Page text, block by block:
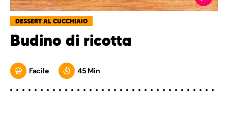
DESSERT AL CUCCHIAIO
Budino di ricotta
Facile 45 Min